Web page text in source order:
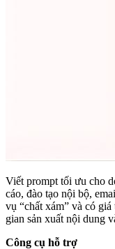
Viết prompt tối ưu cho
cáo, đào tạo nội bộ,
vụ “chất xám” và có
gian sản xuất nội dung
Công cụ hỗ trợ